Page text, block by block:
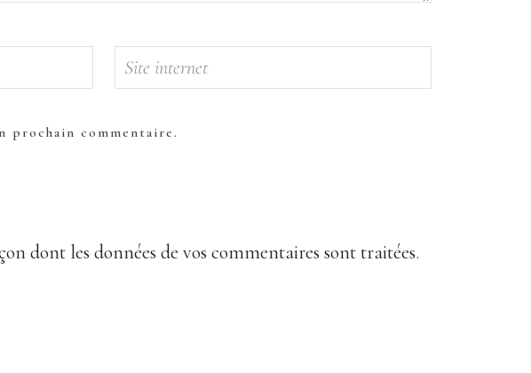
prochain commentaire.
dont les données de vos commentaires sont traitées.